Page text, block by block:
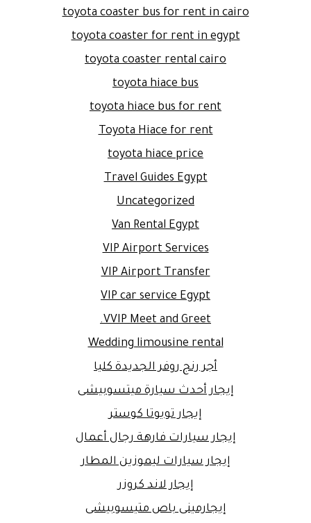
toyota coaster bus for rent in cairo
toyota coaster for rent in egypt
toyota coaster rental cairo
toyota hiace bus
toyota hiace bus for rent
Toyota Hiace for rent
toyota hiace price
Travel Guides Egypt
Uncategorized
Van Rental Egypt
VIP Airport Services
VIP Airport Transfer
VIP car service Egypt
VVIP Meet and Greet.
Wedding limousine rental
أجر رنج روفر الجديدة كليا
إيجار أحدث سيارة ميتسوبيشى
إيجار تويوتا كوستر
إيجار سيارات فارهة رجال أعمال
إيجار سيارات ليموزين المطار
إيجار لاند كروزر
إيجارمينى باص متيسوبيشى